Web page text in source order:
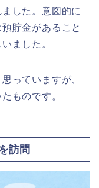
した。意図的に
貯金があること
ました。
っていますが、
ものです。
訪問